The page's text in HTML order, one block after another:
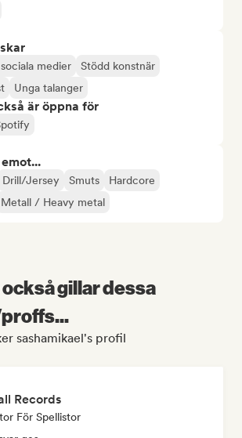
medier
Stödd konstnär
Unga talanger
är öppna för
Drill/Jersey Smuts
Hardcore
Metall / Heavy metal
gillar dessa
sashamikael's profil
Records
För Spellistor